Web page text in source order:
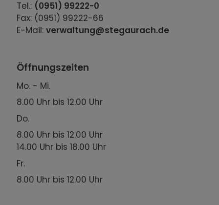
Tel.: (0951) 99222-0
Fax: (0951) 99222-66
E-Mail:verwaltung@stegaurach.de
Öffnungszeiten
Mo. - Mi.
8.00 Uhr bis 12.00 Uhr
Do.
8.00 Uhr bis 12.00 Uhr
14.00 Uhr bis 18.00 Uhr
Fr.
8.00 Uhr bis 12.00 Uhr